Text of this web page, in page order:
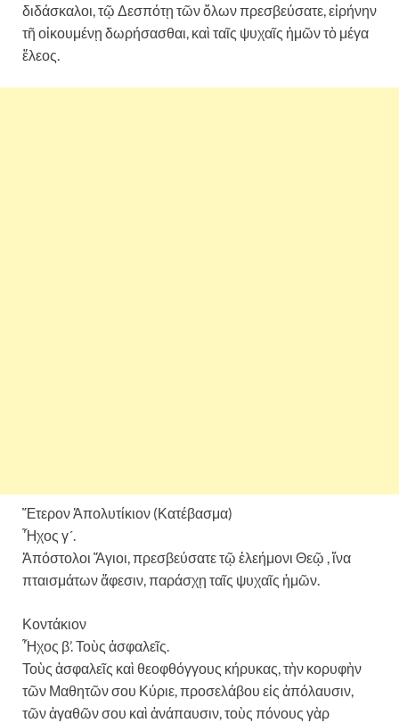
διδάσκαλοι, τῷ Δεσπότῃ τῶν ὅλων πρεσβεύσατε, εἰρήνην
τῆ οἰκουμένῃ δωρήσασθαι, καὶ ταῖς ψυχαῖς ἡμῶν τὸ μέγα
ἔλεος.
Ἕτερον Ἀπολυτίκιον (Κατέβασμα)
Ἦχος γ´.
Ἀπόστολοι Ἅγιοι, πρεσβεύσατε τῷ ἐλεήμονι Θεῷ , ἵνα
πταισμάτων ἄφεσιν, παράσχῃ ταῖς ψυχαῖς ἡμῶν.
Κοντάκιον
Ἦχος β’. Τοὺς ἀσφαλεῖς.
Τοὺς ἀσφαλεῖς καὶ θεοφθόγγους κήρυκας, τὴν κορυφὴν
τῶν Μαθητῶν σου Κύριε, προσελάβου εἰς ἀπόλαυσιν,
τῶν ἀγαθῶν σου καὶ ἀνάπαυσιν, τοὺς πόνους γὰρ